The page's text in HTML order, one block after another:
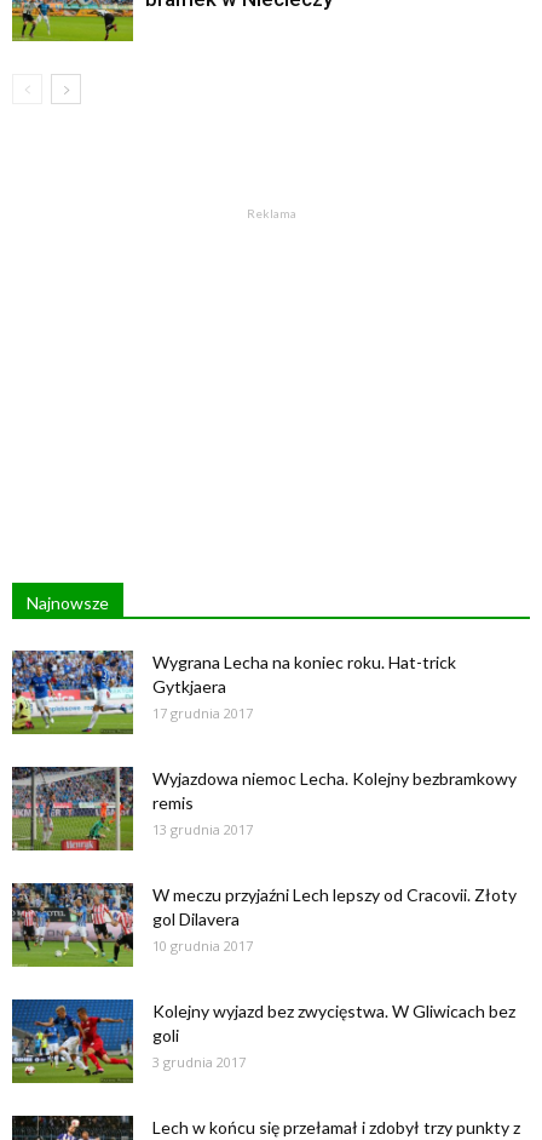
Reklama
Najnowsze
Wygrana Lecha na koniec roku. Hat-trick
Gytkjaera
17 grudnia 2017
Wyjazdowa niemoc Lecha. Kolejny bezbramkowy
remis
13 grudnia 2017
W meczu przyjaźni Lech lepszy od Cracovii. Złoty
gol Dilavera
10 grudnia 2017
Kolejny wyjazd bez zwycięstwa. W Gliwicach bez
goli
3 grudnia 2017
Lech w końcu się przełamał i zdobył trzy punkty z